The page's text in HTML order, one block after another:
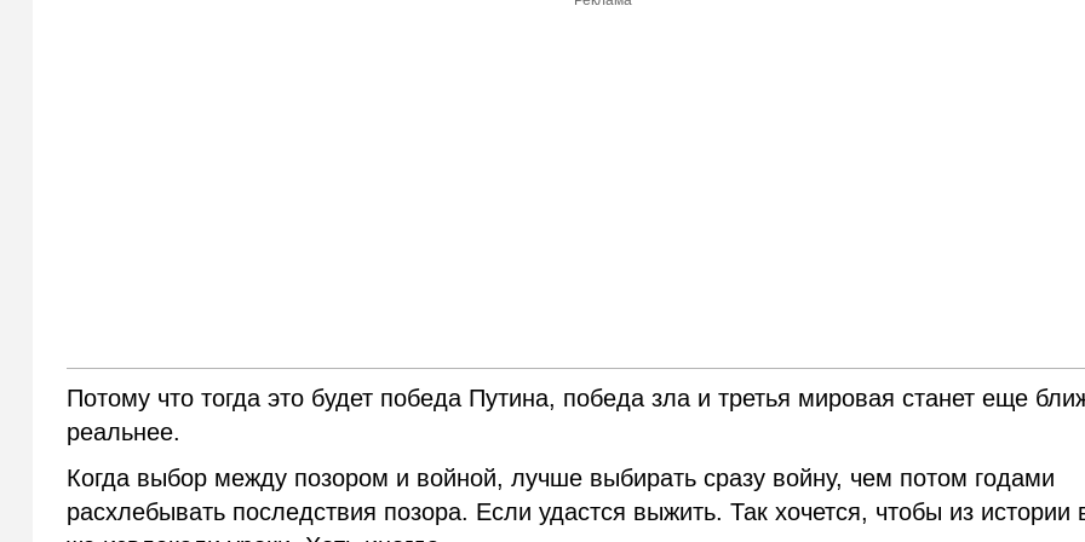
Потому что тогда это будет победа Путина, победа зла и третья мировая станет еще
реальнее.
Когда выбор между позором и войной, лучше выбирать сразу войну, чем потом годами
расхлебывать последствия позора. Если удастся выжить. Так хочется, чтобы из истории